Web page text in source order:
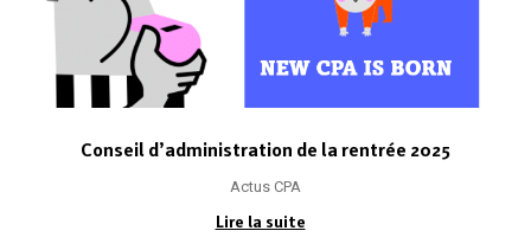
Conseil d’administration de la rentrée 2025
Actus CPA
Lire la suite